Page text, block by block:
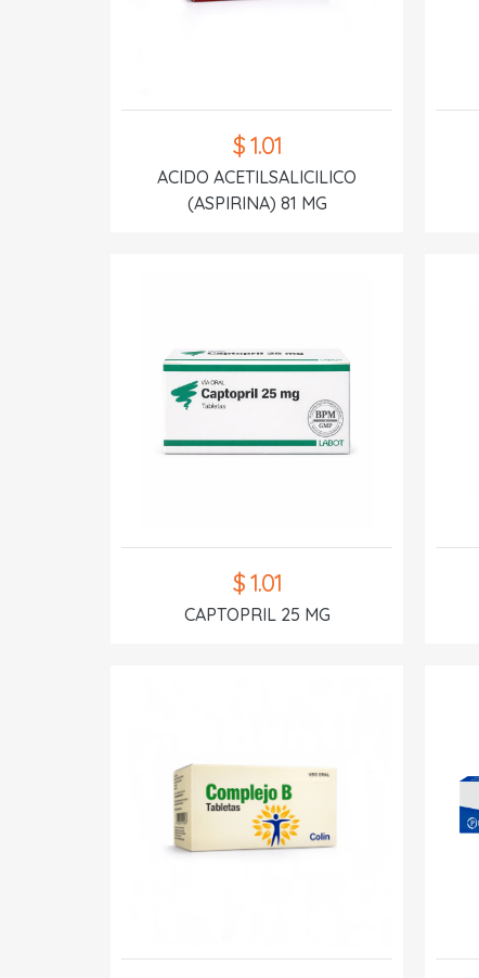
$ 1.01
ACIDO ACETILSALICILICO
(ASPIRINA) 81 MG
$ 1.01
CAPTOPRIL 25 MG